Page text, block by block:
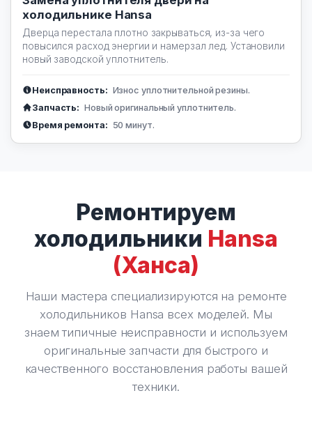
холодильнике Hansa
Дверца перестала плотно закрываться, из-за чего
повысился расход энергии и намерзал лед. Установили
новый заводской уплотнитель.
Неисправность: Износ уплотнительной резины.
Запчасть: Новый оригинальный уплотнитель.
Время ремонта: 50 минут.
Ремонтируем
холодильники Hansa
(Ханса)
Наши мастера специализируются на ремонте
холодильников Hansa всех моделей. Мы
знаем типичные неисправности и используем
оригинальные запчасти для быстрого и
качественного восстановления работы вашей
техники.